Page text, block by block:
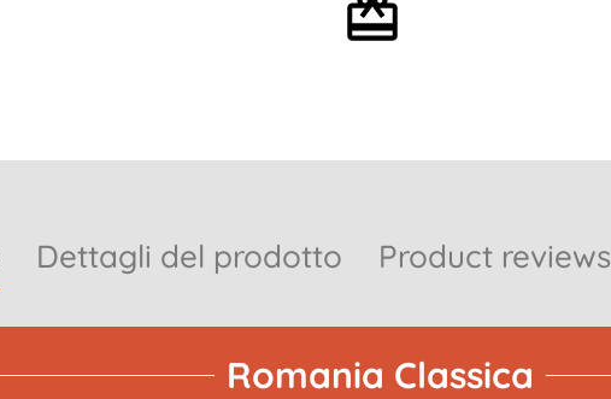
Dettagli del prodotto Product reviews
Romania Classica